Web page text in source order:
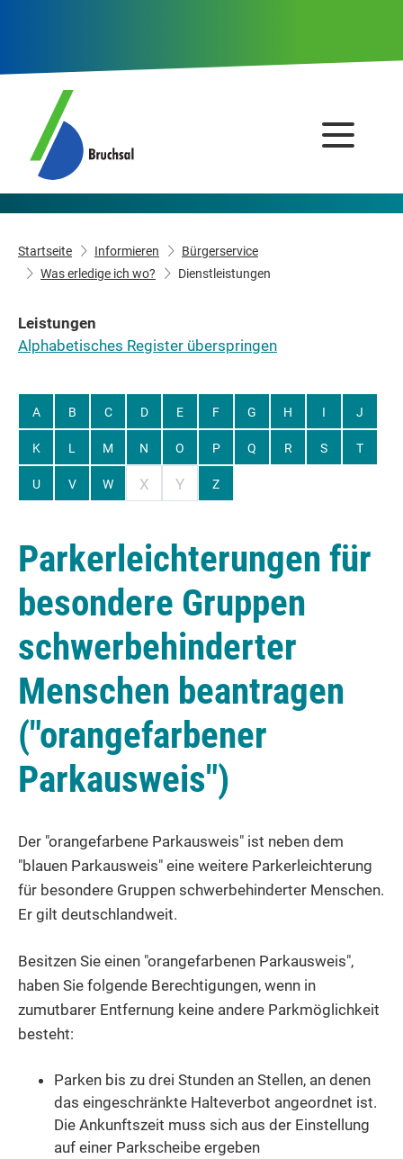
Startseite Informieren
Bürgerservice
Was erledige ich wo?
Dienstleistungen
Leistungen
Alphabetisches Register überspringen
A B C D E F G H I J
K L M N O P Q R S T
U V W X Y Z
Parkerleichterungen für
besondere Gruppen
schwerbehinderter
Menschen beantragen
("orangefarbener
Parkausweis")
Der "orangefarbene Parkausweis" ist neben dem
"blauen Parkausweis" eine weitere Parkerleichterung
für besondere Gruppen schwerbehinderter Menschen.
Er gilt deutschlandweit.
Besitzen Sie einen "orangefarbenen Parkausweis",
haben Sie fo gende Berechtigungen, wenn in
zumutbarer Entfernung keine andere Parkmöglichkeit
besteht:
Parken bis zu drei Stunden an Stellen, an denen
das eingeschränkte Halteverbot angeordnet ist.
Die Ankunftszeit muss sich aus der Einstellung
auf einer Parkscheibe ergeben